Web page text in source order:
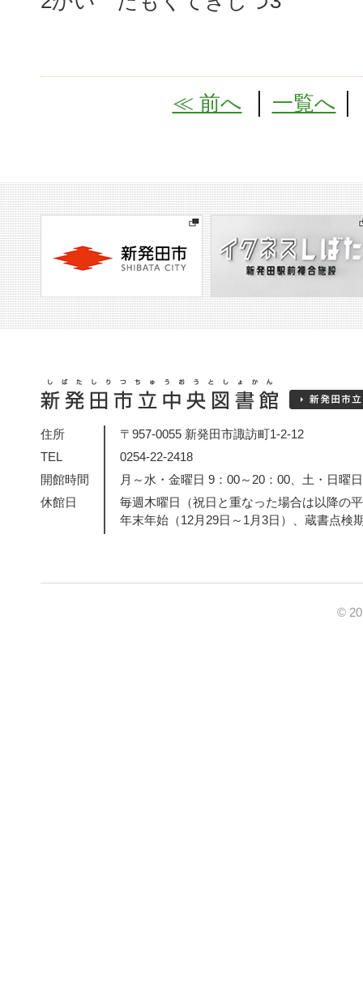
≪ 前へ 一覧へ
住所
〒957-0055 新発田市諏訪町1-2-12
TEL
0254-22-2418
開館時間
月～水・金曜日 9：00～20：00、土・日曜
休館日
毎週木曜日（祝日と重なった場合は以降の
年末年始（12月29日～1月3日）、蔵書点検
©